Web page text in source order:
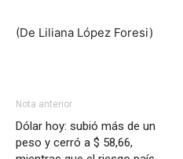
(De Liliana López Foresi)
Nota anterior
Dólar hoy: subió más de un
peso y cerró a $ 58,66,